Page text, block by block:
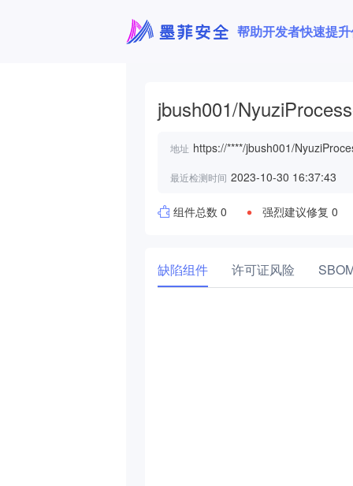
帮助开发者快速提
jbush001/
地址 https://****/jbush001/
最近检测时间 2023-10-30 16:37:43
组件总数 0 强烈建议修复 0
缺陷组件 许可证风险